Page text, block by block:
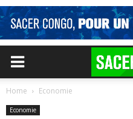
Home Economie
Economie